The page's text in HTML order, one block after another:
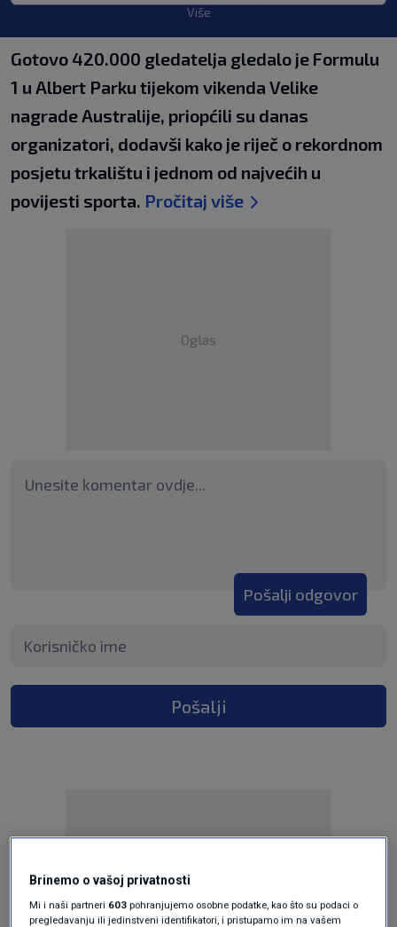
Više
Gotovo 420.000 gledatelja gledalo je Formulu
1 u Albert Parku tijekom vikenda Velike
nagrade Australije, priopćili su danas
organizatori, dodavši kako je riječ o rekordnom
posjetu trkalištu i jednom od najvećih u
povijesti sporta. Pročitaj više
Oglas
Pošalji odgovor
Pošalji
Oglas
Brinemo o vašoj privatnosti
Mi i naši partneri 603 pohranjujemo osobne podatke, kao što su podaci o
pregledavanju ili jedinstveni identifikatori, i pristupamo im na vašem